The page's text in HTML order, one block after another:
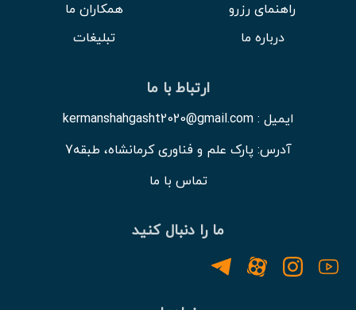
راهنمای رزرو
درباره ما
همکاران ما
تبلیغات
ارتباط با ما
ایمیل : kermanshahgasht2020@gmail.com
آدرس: پارک علم و فناوری کرمانشاه، طبقه7
تماس با ما
ما را دنبال کنید